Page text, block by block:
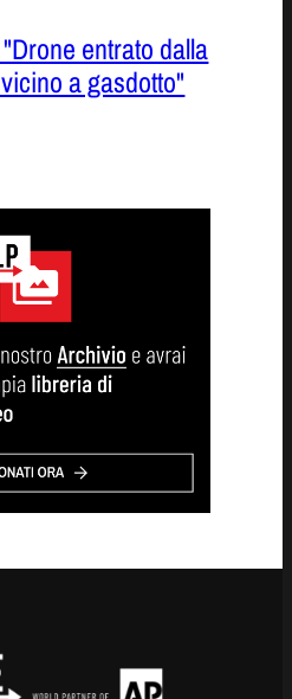
entrato dalla
a gasdotto"